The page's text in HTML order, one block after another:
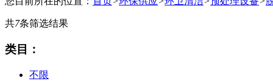
共7条筛选结果
类目：
不限